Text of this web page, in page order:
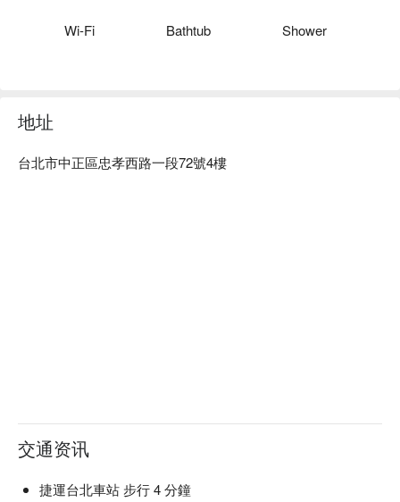
Wi-Fi Bathtub Shower
地址
台北市中正區忠孝西路一段72號4樓
交通资讯
捷運台北車站 步行 4 分鐘